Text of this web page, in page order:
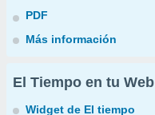
PDF
Más información
El Tiempo en tu Web
Widget de El tiempo